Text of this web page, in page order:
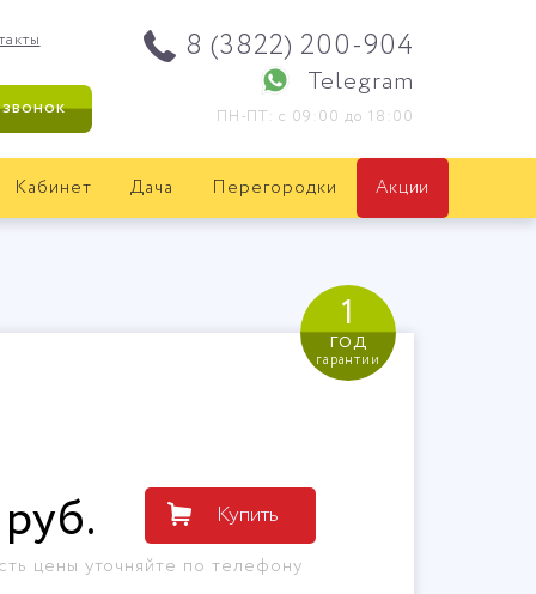
8 (3822) 200-904
Telegram
ПН-ПТ: с 09:00 до 18:00
Кабинет Дача Перегородки
Акции
1
год
гарантии
руб. Купить
цены уточняйте по телефону